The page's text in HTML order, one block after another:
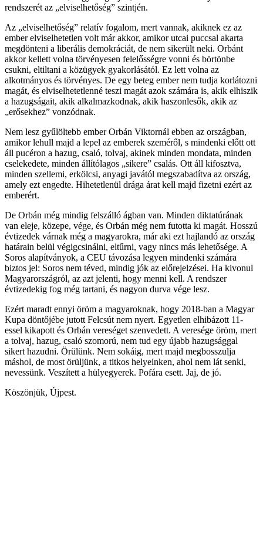
rendszerét az „elviselhetőség” szintjén.
Az „elviselhetőség” relatív fogalom, mert vannak, akiknek ez az
ember elviselhetetlen volt már akkor, amikor utcai puccsal akarta
megdönteni a liberális demokráciát, de nem sikerült neki. Orbánt
akkor kellett volna törvényesen felelősségre vonni és börtönbe
csukni, eltiltani a közügyek gyakorlásától. Ez lett volna az
alkotmányos és törvényes. De egy beteg ember nem tudja korlátozni
magát, és elviselhetetlenné teszi magát azok számára is, akik elhiszik
a hazugságait, akik alkalmazkodnak, akik haszonlesők, akik az
„erősekhez” vonzódnak.
Nem lesz gyűlöltebb ember Orbán Viktornál ebben az országban,
amikor lehull majd a lepel az emberek szeméről, s mindenki előtt ott
áll pucéron a hazug, csaló, tolvaj, akinek minden mondata, minden
cselekedete, minden állítólagos „sikere” csalás. Ott áll kifosztva,
minden szellemi, erkölcsi, anyagi javától megszabadítva az ország,
amely ezt engedte. Hihetetlenül drága árat kell majd fizetni ezért az
emberért.
De Orbán még mindig felszálló ágban van. Minden diktatúrának
van eleje, közepe, vége, és Orbán még nem futotta ki magát. Hosszú
évtizedek várnak még a magyarokra, már aki ezt hajlandó az ország
határain belül végigcsinálni, eltűrni, vagy nincs más lehetősége. A
Soros alapítványok, a CEU távozása legyen mindenki számára
biztos jel: Soros nem téved, mindig jók az előrejelzései. Ha kivonul
Magyarországról, az azt jelenti, hogy menni kell. A rendszer
évtizedekig fog még tartani, és nagyon durva vége lesz.
Ezért maradt ennyi öröm a magyaroknak, hogy 2018-ban a Magyar
Kupa döntőjébe jutott Felcsút nem nyert. Egyetlen elhibázott 11-
essel kikapott és Orbán vereséget szenvedett. A veresége öröm, mert
a tolvaj, hazug, csaló szomorú, nem tud egy újabb hazugsággal
sikert hazudni. Örülünk. Nem sokáig, mert majd megbosszulja
máshol, de most örüljünk, a titkos helyeinken, ahol nem lát senki,
nevessünk. Veszített a hülyegyerek. Pofára esett. Jaj, de jó.
Köszönjük, Újpest.